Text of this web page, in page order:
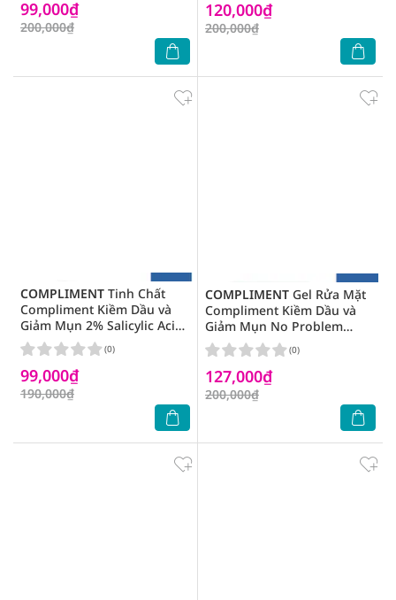
99,000₫
200,000₫
120,000₫
200,000₫
COMPLIMENT Tinh Chất
Compliment Kiềm Dầu và
Giảm Mụn 2% Salicylic Acid
Serum 27ml
99,000₫
190,000₫
(0)
COMPLIMENT Gel Rửa Mặt
Compliment Kiềm Dầu và
Giảm Mụn No Problem
Cleansing Gel with Salicylic
Acid (BHA) and Zinc 200ml
127,000₫
200,000₫
(0)